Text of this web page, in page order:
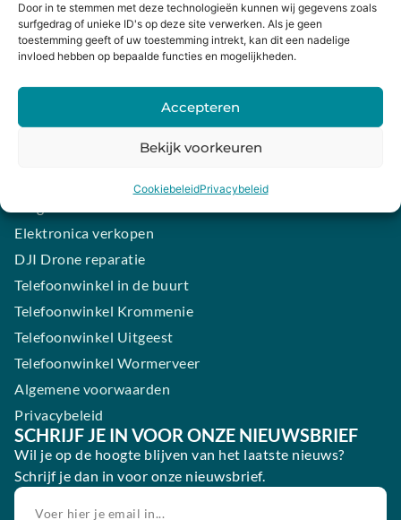
Door in te stemmen met deze technologieën kunnen wij gegevens zoals
surfgedrag of unieke ID's op deze site verwerken. Als je geen
toestemming geeft of uw toestemming intrekt, kan dit een nadelige
invloed hebben op bepaalde functies en mogelijkheden.
Accepteren
Bekijk voorkeuren
CookiebeleidPrivacybeleid
Mijn winkelwagen
HANDIGE LINKS
Levering en retourneren
iPhone laten maken
Samsung smartphone laten maken
Elektronica verkopen
DJI Drone reparatie
Telefoonwinkel in de buurt
Telefoonwinkel Krommenie
Telefoonwinkel Uitgeest
Telefoonwinkel Wormerveer
Algemene voorwaarden
Privacybeleid
SCHRIJF JE IN VOOR ONZE NIEUWSBRIEF
Wil je op de hoogte blijven van het laatste nieuws?
Schrijf je dan in voor onze nieuwsbrief.